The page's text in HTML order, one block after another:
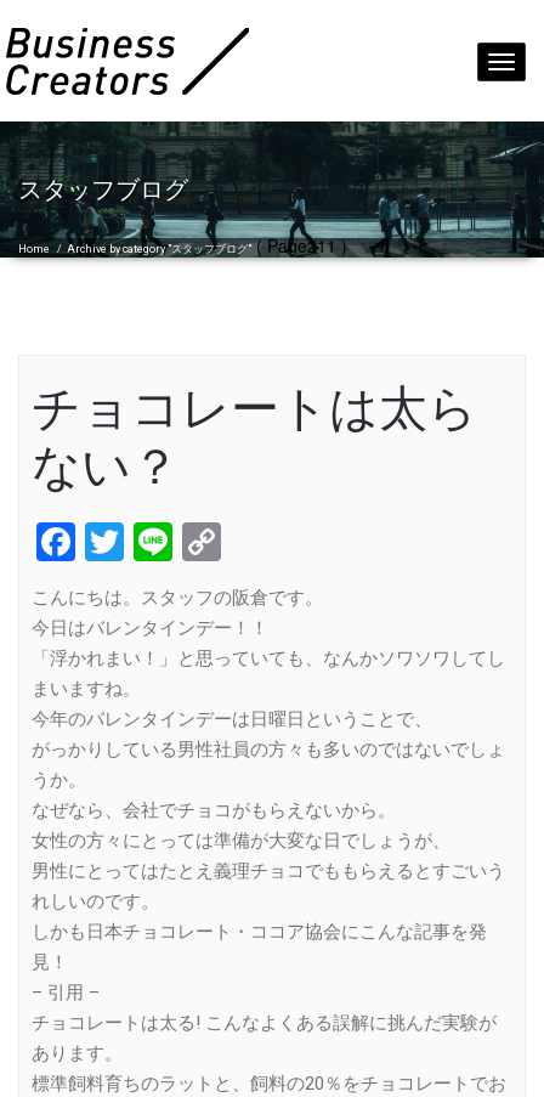
スタッフブログ
Home /Archive by category "スタッフブログ"( Page211 )
チョコレートは太ら
ない？
Facebook
Twitter
Line
Link
こんにちは。スタッフの阪倉です。
今日はバレンタインデー！！
「浮かれまい！」と思っていても、なんかソワソワしてし
まいますね。
今年のバレンタインデーは日曜日ということで、
がっかりしている男性社員の方々も多いのではないでしょ
うか。
なぜなら、会社でチョコがもらえないから。
女性の方々にとっては準備が大変な日でしょうが、
男性にとってはたとえ義理チョコでももらえるとすごいう
れしいのです。
しかも日本チョコレート・ココア協会にこんな記事を発
見！
– 引用 –
チョコレートは太る! こんなよくある誤解に挑んだ実験が
あります。
標準飼料育ちのラットと、飼料の20％をチョコレートでお